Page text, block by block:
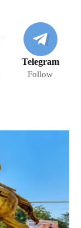
Telegram
Follow